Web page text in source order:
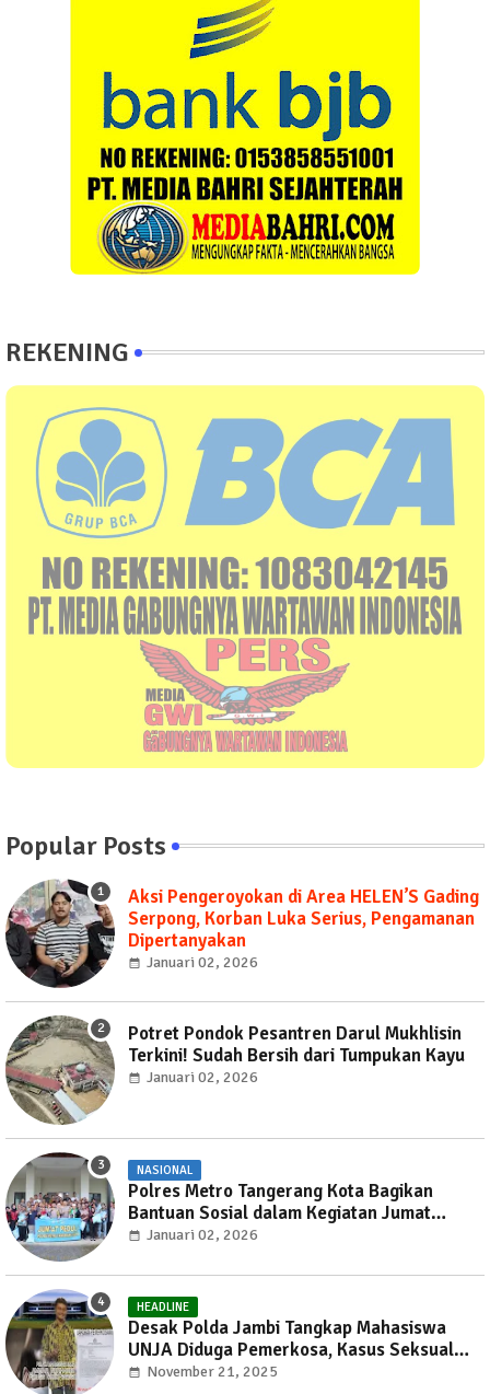
REKENING
Popular Posts
Aksi Pengeroyokan di Area HELEN’S Gading
Serpong, Korban Luka Serius, Pengamanan
Dipertanyakan
Januari 02, 2026
Potret Pondok Pesantren Darul Mukhlisin
Terkini! Sudah Bersih dari Tumpukan Kayu
Januari 02, 2026
NASIONAL
Polres Metro Tangerang Kota Bagikan
Bantuan Sosial dalam Kegiatan Jumat
Peduli
Januari 02, 2026
HEADLINE
Desak Polda Jambi Tangkap Mahasiswa
UNJA Diduga Pemerkosa, Kasus Seksual
Kembali Gemparkan Jambi
November 21, 2025